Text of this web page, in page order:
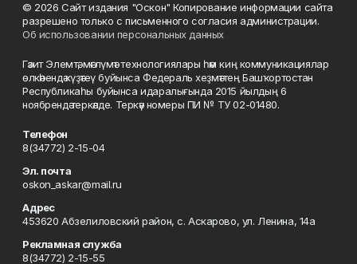
© 2026 Сайт издания "Оскон" Копирование информации сайта
разрешено только с письменного согласия администрации.
Об использовании персональных данных
Гәзит Элемтә, мәғлүмәт технологиялары һәм киң коммуникациялар
өлкәһендә күҙәтеү буйынса Федераль хеҙмәттең Башҡортостан
Республикаһы буйынса идаралығында 2015 йылдың 6
ноябрендә теркәлде. Теркәү номеры ПИ № ТУ 02-01480.
Телефон
8(34772) 2-15-04
Эл. почта
oskon_askar@mail.ru
Адрес
453620 Абзелиловский район, с. Аскарово, ул. Ленина, 14а
Рекламная служба
8(34772) 2-15-55